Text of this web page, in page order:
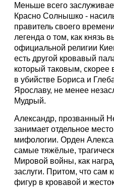
Меньше всего
Красно Солнышко -
правитель своего
легенда о том, как князь
официальной религии
есть другой кровавый
который таковым, скорее
в убийстве Бориса и
Ярославу, не менее
Мудрый.
Александр, прозванный
занимает отдельное
мифологии. Орден
самые тяжёлые,
Мировой войны, как
заслуги. Притом, что сам
фигур в кровавой и